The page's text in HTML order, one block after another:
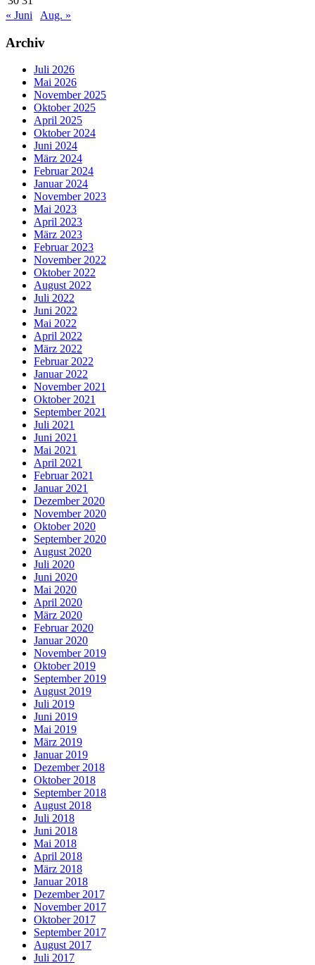
« Juni
Aug. »
Archiv
Juli 2026
Mai 2026
November 2025
Oktober 2025
April 2025
Oktober 2024
Juni 2024
März 2024
Februar 2024
Januar 2024
November 2023
Mai 2023
April 2023
März 2023
Februar 2023
November 2022
Oktober 2022
August 2022
Juli 2022
Juni 2022
Mai 2022
April 2022
März 2022
Februar 2022
Januar 2022
November 2021
Oktober 2021
September 2021
Juli 2021
Juni 2021
Mai 2021
April 2021
Februar 2021
Januar 2021
Dezember 2020
November 2020
Oktober 2020
September 2020
August 2020
Juli 2020
Juni 2020
Mai 2020
April 2020
März 2020
Februar 2020
Januar 2020
November 2019
Oktober 2019
September 2019
August 2019
Juli 2019
Juni 2019
Mai 2019
März 2019
Januar 2019
Dezember 2018
Oktober 2018
September 2018
August 2018
Juli 2018
Juni 2018
Mai 2018
April 2018
März 2018
Januar 2018
Dezember 2017
November 2017
Oktober 2017
September 2017
August 2017
Juli 2017